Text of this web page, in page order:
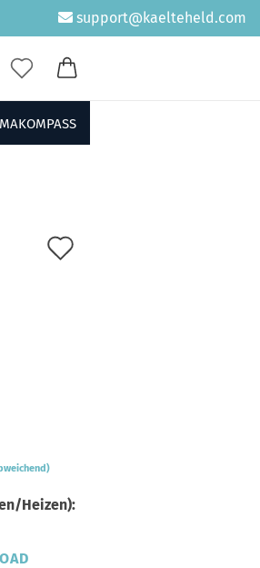
support@kaelteheld.com
Heizen):